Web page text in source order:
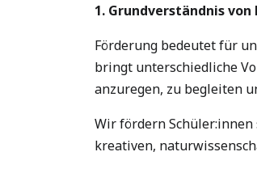
1. Grundverständnis von
Förderung bedeutet für
bringt unterschiedliche
anzuregen, zu begleiten
Wir fördern
kreativen,